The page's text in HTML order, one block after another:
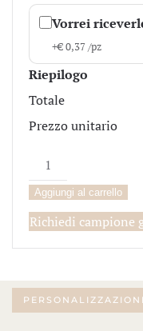
Vorrei
+€0,37 /pz
Riepilogo
Totale
Prezzo unitario
Annalisa
quantità
Aggiungi al carrello
Richiedi campione